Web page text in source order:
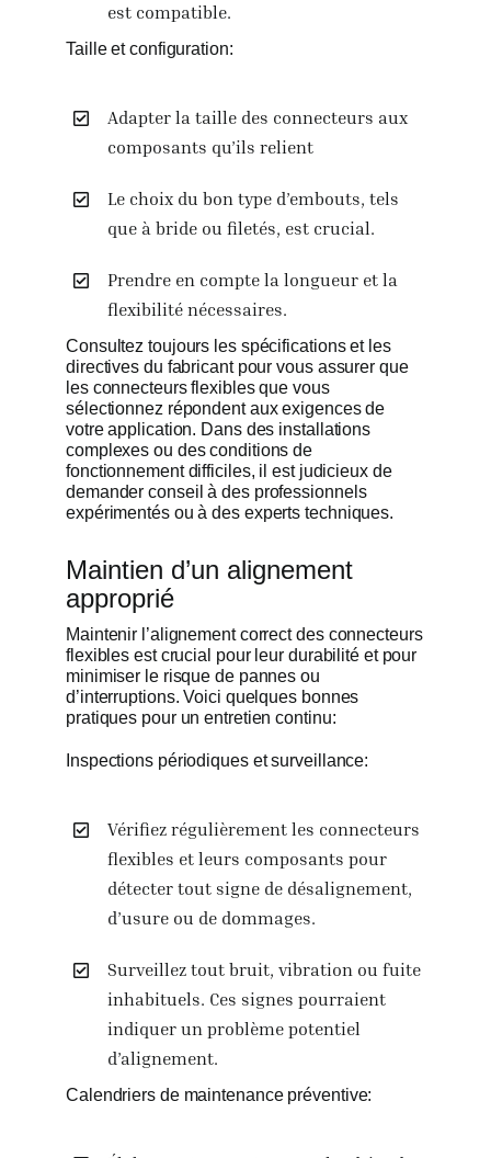
est compatible.
Taille et configuration:
Adapter la taille des connecteurs aux
composants qu’ils relient
Le choix du bon type d’embouts, tels
que à bride ou filetés, est crucial.
Prendre en compte la longueur et la
flexibilité nécessaires.
Consultez toujours les spécifications et les
directives du fabricant pour vous assurer que
les connecteurs flexibles que vous
sélectionnez répondent aux exigences de
votre application. Dans des installations
complexes ou des conditions de
fonctionnement difficiles, il est judicieux de
demander conseil à des professionnels
expérimentés ou à des experts techniques.
Maintien d’un alignement
approprié
Maintenir l’alignement correct des connecteurs
flexibles est crucial pour leur durabilité et pour
minimiser le risque de pannes ou
d’interruptions. Voici quelques bonnes
pratiques pour un entretien continu:
Inspections périodiques et surveillance:
Vérifiez régulièrement les connecteurs
flexibles et leurs composants pour
détecter tout signe de désalignement,
d’usure ou de dommages.
Surveillez tout bruit, vibration ou fuite
inhabituels. Ces signes pourraient
indiquer un problème potentiel
d’alignement.
Calendriers de maintenance préventive: